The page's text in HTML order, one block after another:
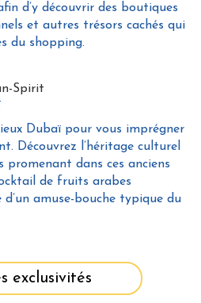
d’y découvrir des boutiques
et autres trésors cachés qui
du shopping.
Dubaï pour vous imprégner
Découvrez l’héritage culturel
promenant dans ces anciens
de fruits arabes
amuse-bouche typique du
exclusivités